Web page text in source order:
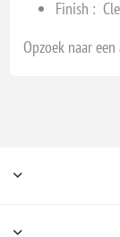
Finish :
Opzoek naar